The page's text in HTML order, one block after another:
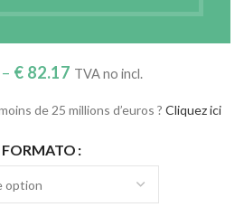
APPRÊTÉE – ÉCRU – RÉF.
€82.17 TVA no incl.
de 25 millions d’euros ? Cliquez ici
FORMATO